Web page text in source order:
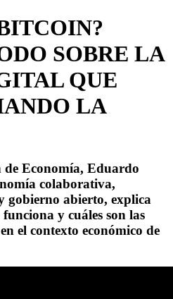
SOBRE LA
QUE
LA
de Economía, Eduardo
colaborativa,
gobierno abierto, explica
y cuáles son las
el contexto económico de